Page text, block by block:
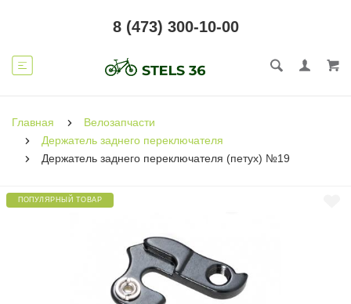
8 (473) 300-10-00
Главная
Велозапчасти
Держатель заднего переключателя
Держатель заднего переключателя (петух) №19
ПОПУЛЯРНЫЙ ТОВАР